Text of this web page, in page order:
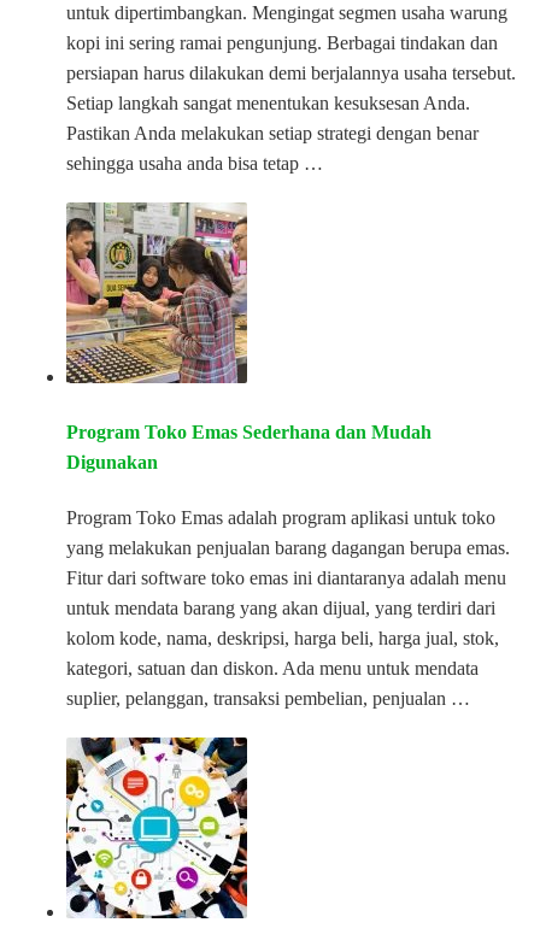
untuk dipertimbangkan. Mengingat segmen usaha warung
kopi ini sering ramai pengunjung. Berbagai tindakan dan
persiapan harus dilakukan demi berjalannya usaha tersebut.
Setiap langkah sangat menentukan kesuksesan Anda.
Pastikan Anda melakukan setiap strategi dengan benar
sehingga usaha anda bisa tetap …
Program Toko Emas Sederhana dan Mudah
Digunakan
Program Toko Emas adalah program aplikasi untuk toko
yang melakukan penjualan barang dagangan berupa emas.
Fitur dari software toko emas ini diantaranya adalah menu
untuk mendata barang yang akan dijual, yang terdiri dari
kolom kode, nama, deskripsi, harga beli, harga jual, stok,
kategori, satuan dan diskon. Ada menu untuk mendata
suplier, pelanggan, transaksi pembelian, penjualan …